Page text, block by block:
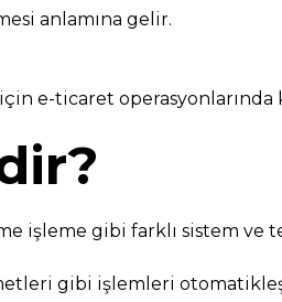
anlamına gelir.
e-ticaret operasyonlarında
işleme gibi farklı sistem ve
gibi işlemleri